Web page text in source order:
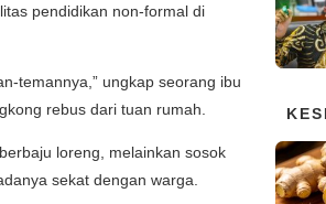
pendidikan non-formal di
temannya,” ungkap seorang ibu
rebus dari tuan rumah.
loreng, melainkan sosok
sekat dengan warga.